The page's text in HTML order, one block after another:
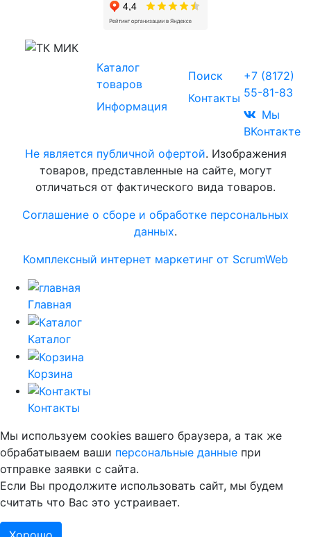
Каталог
товаров
Информация
Поиск
Контакты
+7 (8172)
55-81-83
Мы
ВКонтакте
Не является публичной офертой. Изображения
товаров, представленные на сайте, могут
отличаться от фактического вида товаров.
Соглашение о сборе и обработке персональных
данных.
Комплексный интернет маркетинг от ScrumWeb
Главная
Каталог
Корзина
Контакты
Мы используем cookies вашего браузера, а так же
обрабатываем ваши персональные данные при
отправке заявки с сайта.
Если Вы продолжите использовать сайт, мы будем
считать что Вас это устраивает.